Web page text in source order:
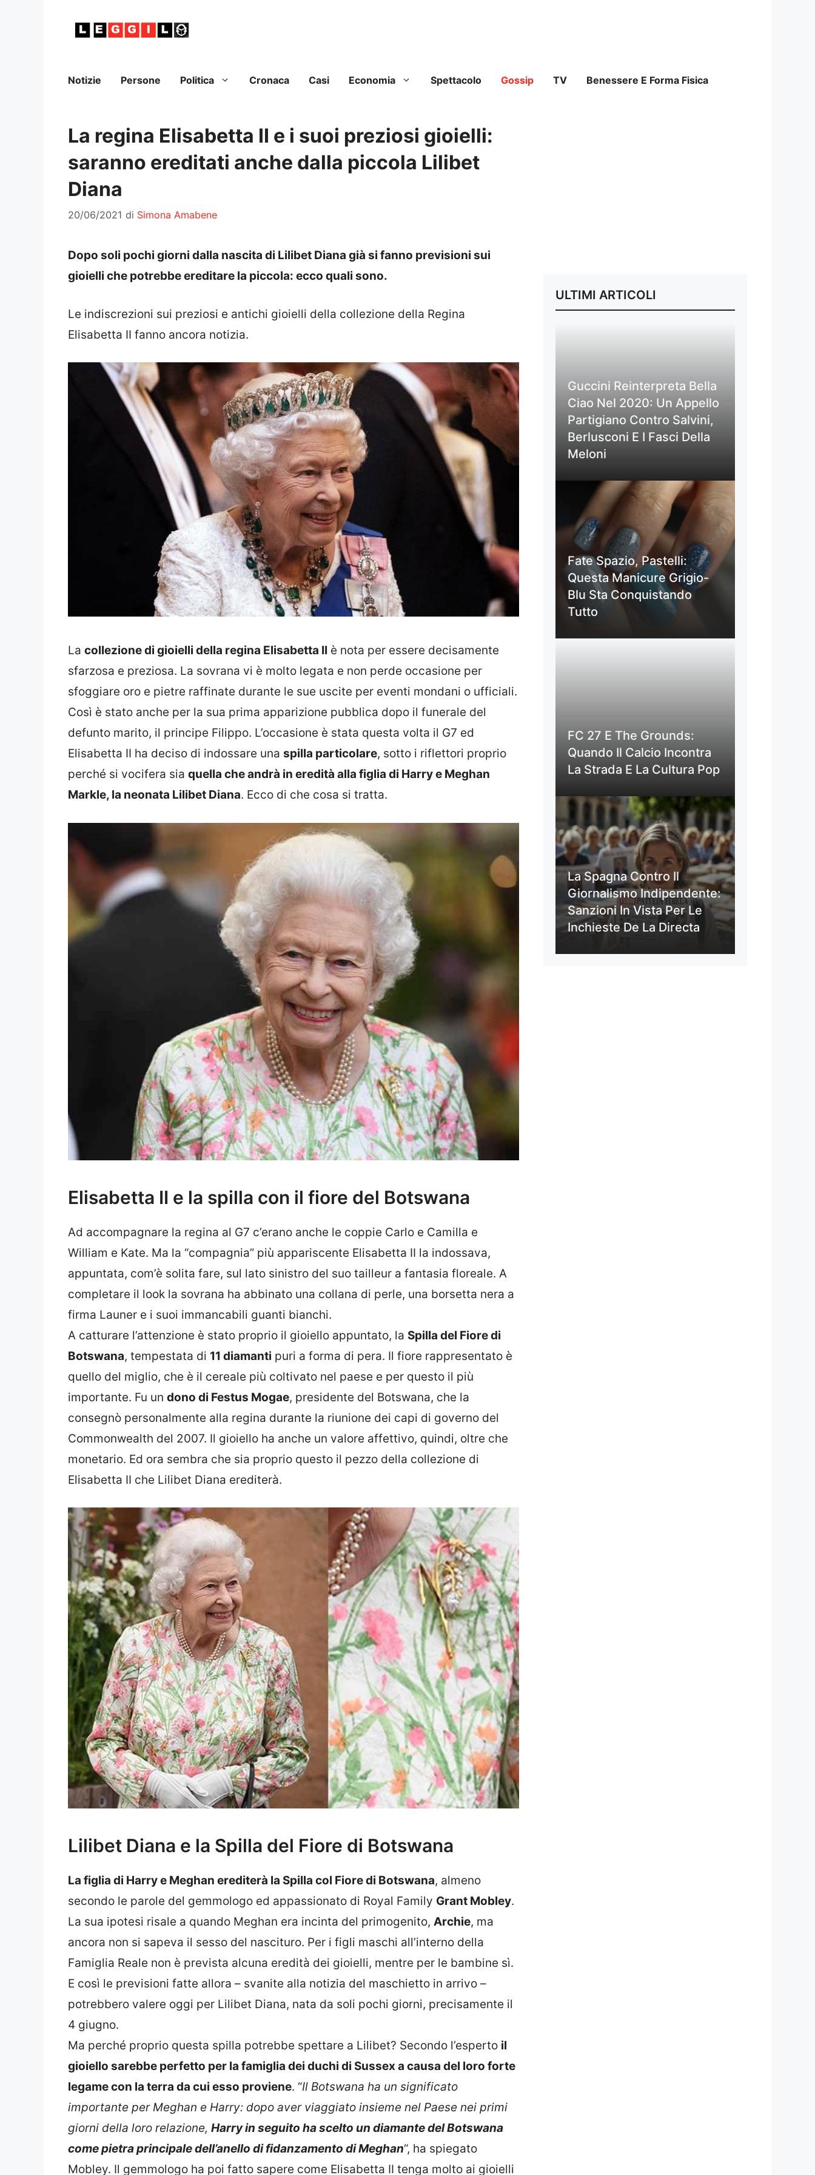
Notizie Persone Politica Cronaca Casi Economia Spettacolo Gossip TV Benessere E Forma Fisica
La regina Elisabetta II e i suoi preziosi gioielli:
saranno ereditati anche dalla piccola Lilibet
Diana
20/06/2021 di Simona Amabene
Dopo soli pochi giorni dalla nascita di Lilibet Diana già si fanno previsioni sui
gioielli che potrebbe ereditare la piccola: ecco quali sono.
Le indiscrezioni sui preziosi e antichi gioielli della collezione della Regina
Elisabetta II fanno ancora notizia.
La collezione di gioielli della regina Elisabetta II è nota per essere decisamente
sfarzosa e preziosa. La sovrana vi è molto legata e non perde occasione per
sfoggiare oro e pietre raffinate durante le sue uscite per eventi mondani o ufficiali.
Così è stato anche per la sua prima apparizione pubblica dopo il funerale del
defunto marito, il principe Filippo. L’occasione è stata questa volta il G7 ed
Elisabetta II ha deciso di indossare una spilla particolare, sotto i riflettori proprio
perché si vocifera sia quella che andrà in eredità alla figlia di Harry e Meghan
Markle, la neonata Lilibet Diana. Ecco di che cosa si tratta.
Elisabetta II e la spilla con il fiore del Botswana
Ad accompagnare la regina al G7 c’erano anche le coppie Carlo e Camilla e
William e Kate. Ma la “compagnia” più appariscente Elisabetta II la indossava,
appuntata, com’è solita fare, sul lato sinistro del suo tailleur a fantasia floreale. A
completare il look la sovrana ha abbinato una collana di perle, una borsetta nera a
firma Launer e i suoi immancabili guanti bianchi.
A catturare l’attenzione è stato proprio il gioiello appuntato, la Spilla del Fiore di
Botswana, tempestata di 11 diamanti puri a forma di pera. Il fiore rappresentato è
quello del miglio, che è il cereale più coltivato nel paese e per questo il più
importante. Fu un dono di Festus Mogae, presidente del Botswana, che la
consegnò personalmente alla regina durante la riunione dei capi di governo del
Commonwealth del 2007. Il gioiello ha anche un valore affettivo, quindi, oltre che
monetario. Ed ora sembra che sia proprio questo il pezzo della collezione di
Elisabetta II che Lilibet Diana erediterà.
Lilibet Diana e la Spilla del Fiore di Botswana
La figlia di Harry e Meghan erediterà la Spilla col Fiore di Botswana, almeno
secondo le parole del gemmologo ed appassionato di Royal Family Grant Mobley.
La sua ipotesi risale a quando Meghan era incinta del primogenito, Archie, ma
ancora non si sapeva il sesso del nascituro. Per i figli maschi all’interno della
Famiglia Reale non è prevista alcuna eredità dei gioielli, mentre per le bambine sì.
E così le previsioni fatte allora – svanite alla notizia del maschietto in arrivo –
potrebbero valere oggi per Lilibet Diana, nata da soli pochi giorni, precisamente il
4 giugno.
Ma perché proprio questa spilla potrebbe spettare a Lilibet? Secondo l’esperto il
gioiello sarebbe perfetto per la famiglia dei duchi di Sussex a causa del loro forte
legame con la terra da cui esso proviene. “Il Botswana ha un significato
importante per Meghan e Harry: dopo aver viaggiato insieme nel Paese nei primi
giorni della loro relazione, Harry in seguito ha scelto un diamante del Botswana
come pietra principale dell’anello di fidanzamento di Meghan“, ha spiegato
Mobley. Il gemmologo ha poi fatto sapere come Elisabetta II tenga molto ai gioielli
ULTIMI ARTICOLI
Guccini Reinterpreta Bella
Ciao Nel 2020: Un Appello
Partigiano Contro Salvini,
Berlusconi E I Fasci Della
Meloni
Fate Spazio, Pastelli:
Questa Manicure Grigio-
Blu Sta Conquistando
Tutto
FC 27 E The Grounds:
Quando Il Calcio Incontra
La Strada E La Cultura Pop
La Spagna Contro Il
Giornalismo Indipendente:
Sanzioni In Vista Per Le
Inchieste De La Directa